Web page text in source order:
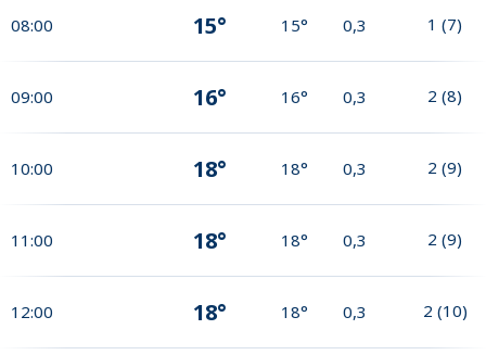
08:00 15° 15° 0,3 1 (7)
09:00 16° 16° 0,3 2 (8)
10:00 18° 18° 0,3 2 (9)
11:00 18° 18° 0,3 2 (9)
12:00 18° 18° 0,3 2 (10)